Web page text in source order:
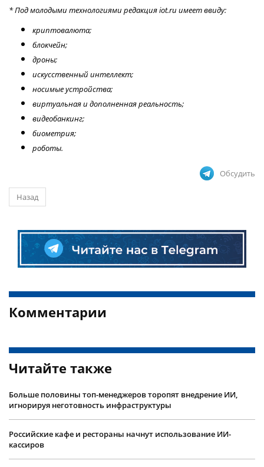
* Под молодыми технологиями редакция iot.ru имеет ввиду:
криптовалюта;
блокчейн;
дроны;
искусственный интеллект;
носимые устройства;
виртуальная и дополненная реальность;
видеобанкинг;
биометрия;
роботы.
Обсудить
Назад
Комментарии
Читайте также
Больше половины топ-менеджеров торопят внедрение ИИ,
игнорируя неготовность инфраструктуры
Российские кафе и рестораны начнут использование ИИ-
кассиров